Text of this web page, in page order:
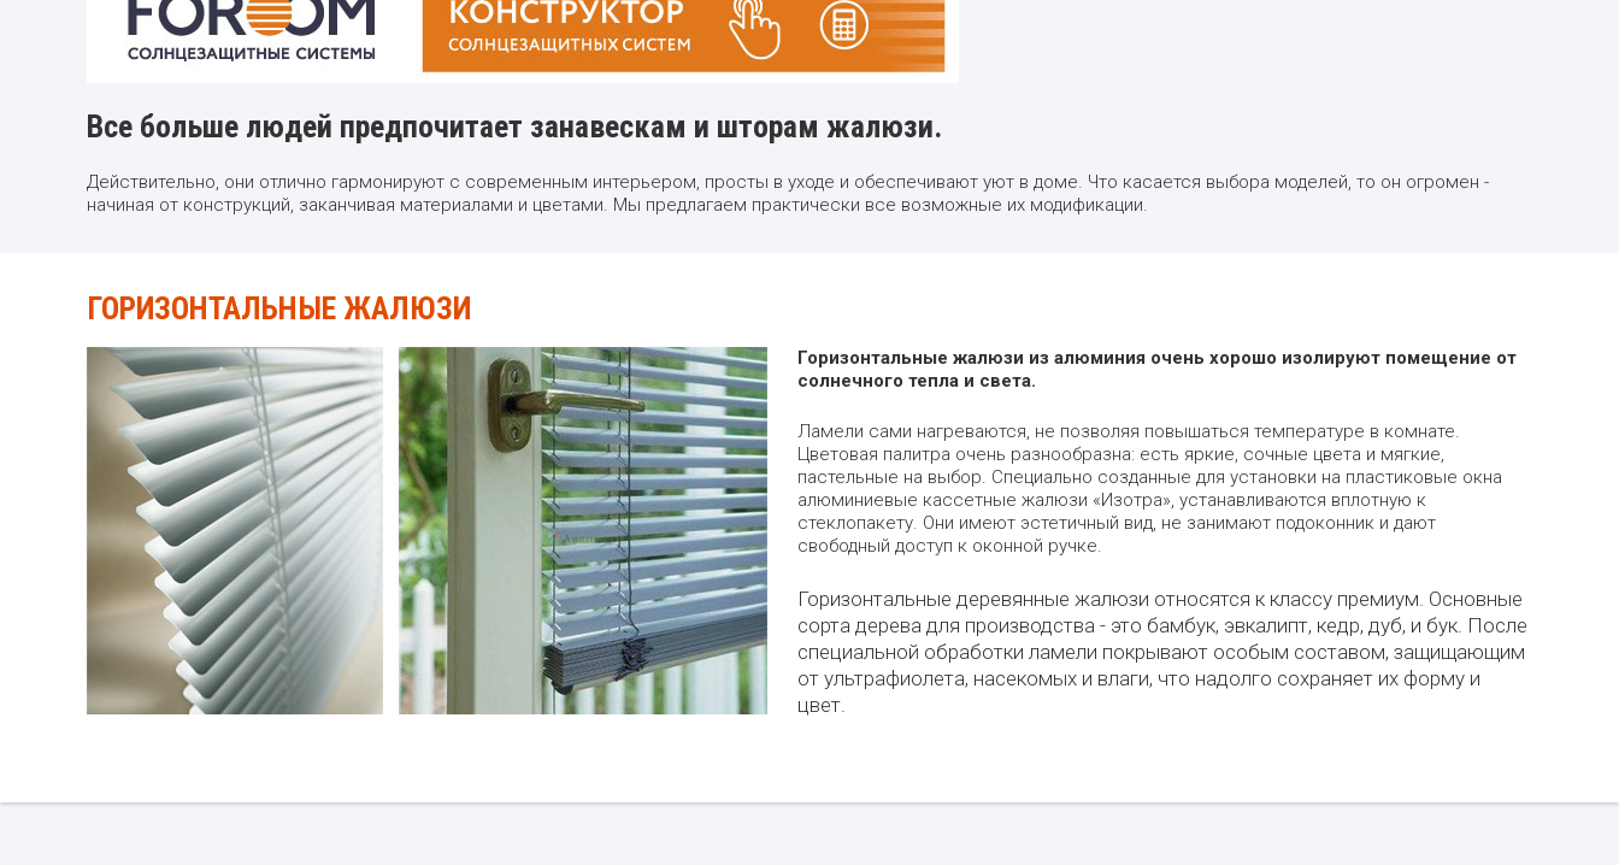
Все больше людей предпочитает занавескам и шторам жалюзи.
Действительно, они отлично гармонируют с современным интерьером, просты в уходе и обеспечивают уют в доме. Что касается выбора моделей, то он огромен -
начиная от конструкций, заканчивая материалами и цветами. Мы предлагаем практически все возможные их модификации.
ГОРИЗОНТАЛЬНЫЕ ЖАЛЮЗИ
Горизонтальные жалюзи из алюминия очень хорошо изолируют помещение от
солнечного тепла и света.
Ламели сами нагреваются, не позволяя повышаться температуре в комнате.
Цветовая палитра очень разнообразна: есть яркие, сочные цвета и мягкие,
пастельные на выбор. Специально созданные для установки на пластиковые окна
алюминиевые кассетные жалюзи «Изотра», устанавливаются вплотную к
стеклопакету. Они имеют эстетичный вид, не занимают подоконник и дают
свободный доступ к оконной ручке.
Горизонтальные деревянные жалюзи относятся к классу премиум. Основные
сорта дерева для производства - это бамбук, эвкалипт, кедр, дуб, и бук. После
специальной обработки ламели покрывают особым составом, защищающим
от ультрафиолета, насекомых и влаги, что надолго сохраняет их форму и
цвет.